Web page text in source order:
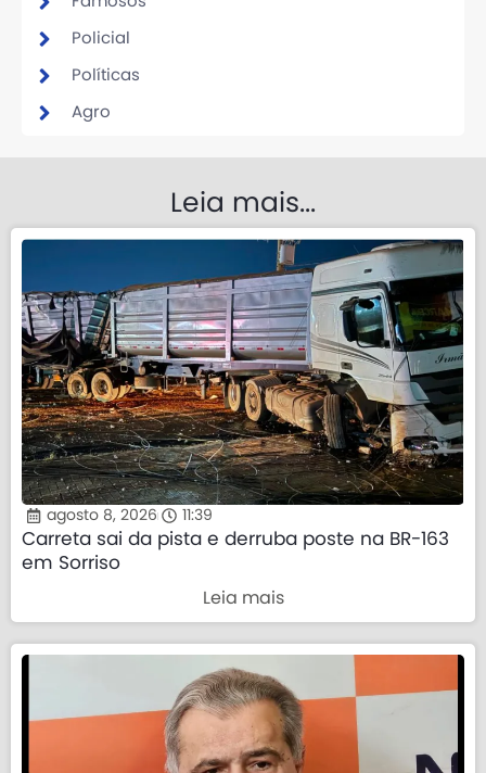
Policial
Políticas
Agro
Leia mais...
agosto 8, 2026 11:39
Carreta sai da pista e derruba poste na BR-163
em Sorriso
Leia mais